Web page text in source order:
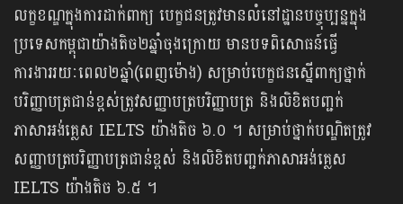
លក្ខខណ្ឌក្នុងការដាក់ពាក្យ បេក្ខជនត្រូវមានលំនៅដ្ឋានបច្ចុប្បន្នក្នុង
ប្រទេសកម្ពុជាយ៉ាងតិច២ឆ្នាំចុងក្រោយ មានបទពិសោធន៍ធ្វើ
ការងាររយៈពេល២ឆ្នាំ(ពេញម៉ោង) សម្រាប់បេក្ខជនស្នើពាក្យថ្នាក់
បរិញ្ញាបត្រជាន់ខ្ពស់ត្រូវសញ្ញាបត្របរិញ្ញាបត្រ និងលិខិតបញ្ជក់
ភាសាអង់គ្លេស IELTS យ៉ាងតិច ៦.០ ។ សម្រាប់ថ្នាក់បណ្ឌិតត្រូវ
សញ្ញាបត្របរិញ្ញាបត្រជាន់ខ្ពស់ និងលិខិតបញ្ជក់ភាសាអង់គ្លេស
IELTS យ៉ាងតិច ៦.៥ ។